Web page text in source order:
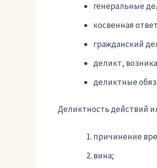
генеральные
косвенная
гражданский
деликт,
деликтные
Деликтность действий
причинение
вина;